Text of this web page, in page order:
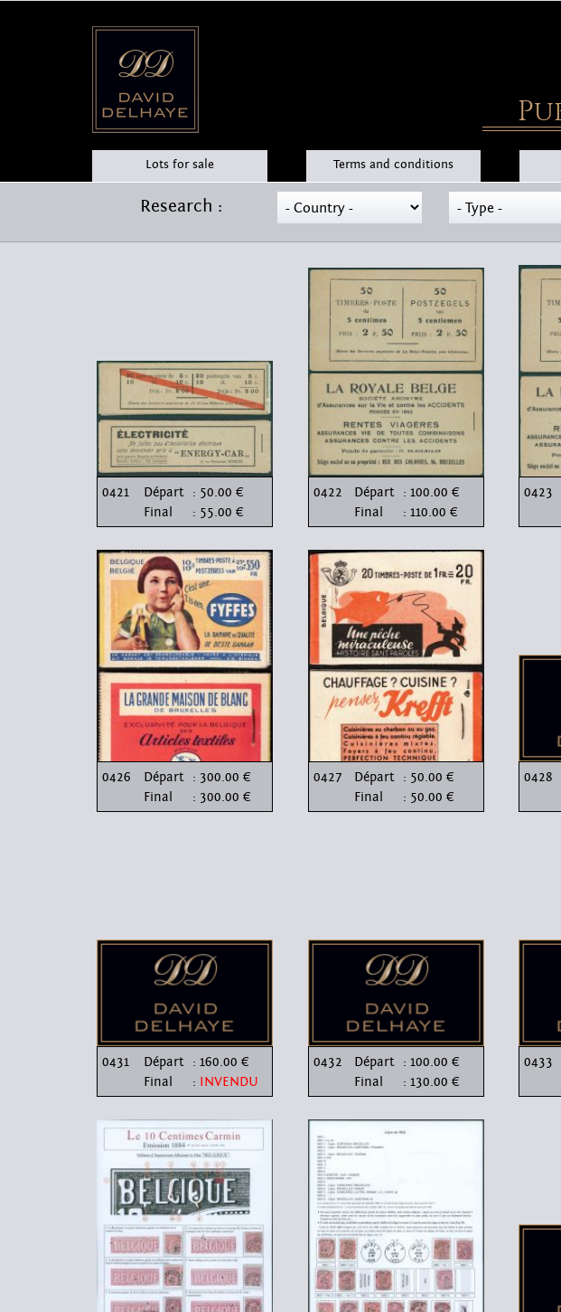
Lots for sale Terms and conditions
Research :
0421 Départ : 50.00 €
Final
: 55.00 €
0422 Départ : 100.00 €
Final
: 110.00 €
0423
0426 Départ : 300.00 €
Final
: 300.00 €
0427 Départ : 50.00 €
Final
: 50.00 €
0428
0431 Départ : 160.00 €
Final
: INVENDU
0432 Départ : 100.00 €
Final
: 130.00 €
0433